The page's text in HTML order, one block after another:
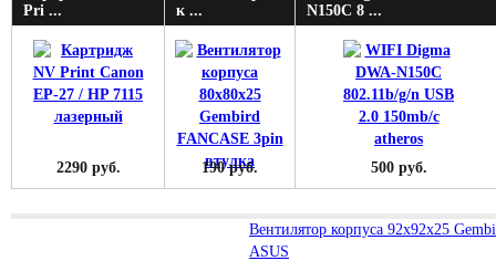
Pri ...
2290 руб.
к ...
190 руб.
N150C 8 ...
500 руб.
Вентилятор корпуса 92х92х25
ASUS